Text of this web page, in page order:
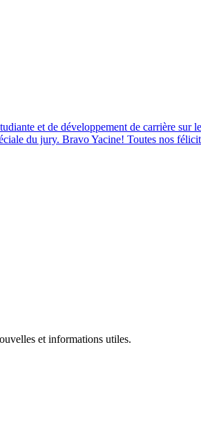
et de développement de carrière
du jury. Bravo Yacine! Toutes nos
et informations utiles.